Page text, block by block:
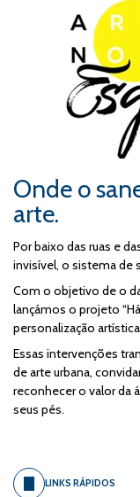
Onde o
arte.
Por baixo das ruas e
invisível, o sistema de
Com o objetivo de o
lançámos o projeto
personalização
Essas intervenções
de arte urbana,
reconhecer o valor da
seus pés.
LINKS RÁPIDOS